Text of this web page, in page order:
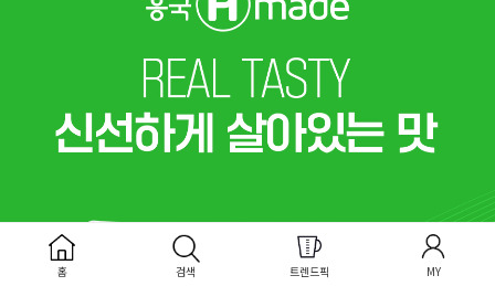
홈 검색 트렌드픽 MY